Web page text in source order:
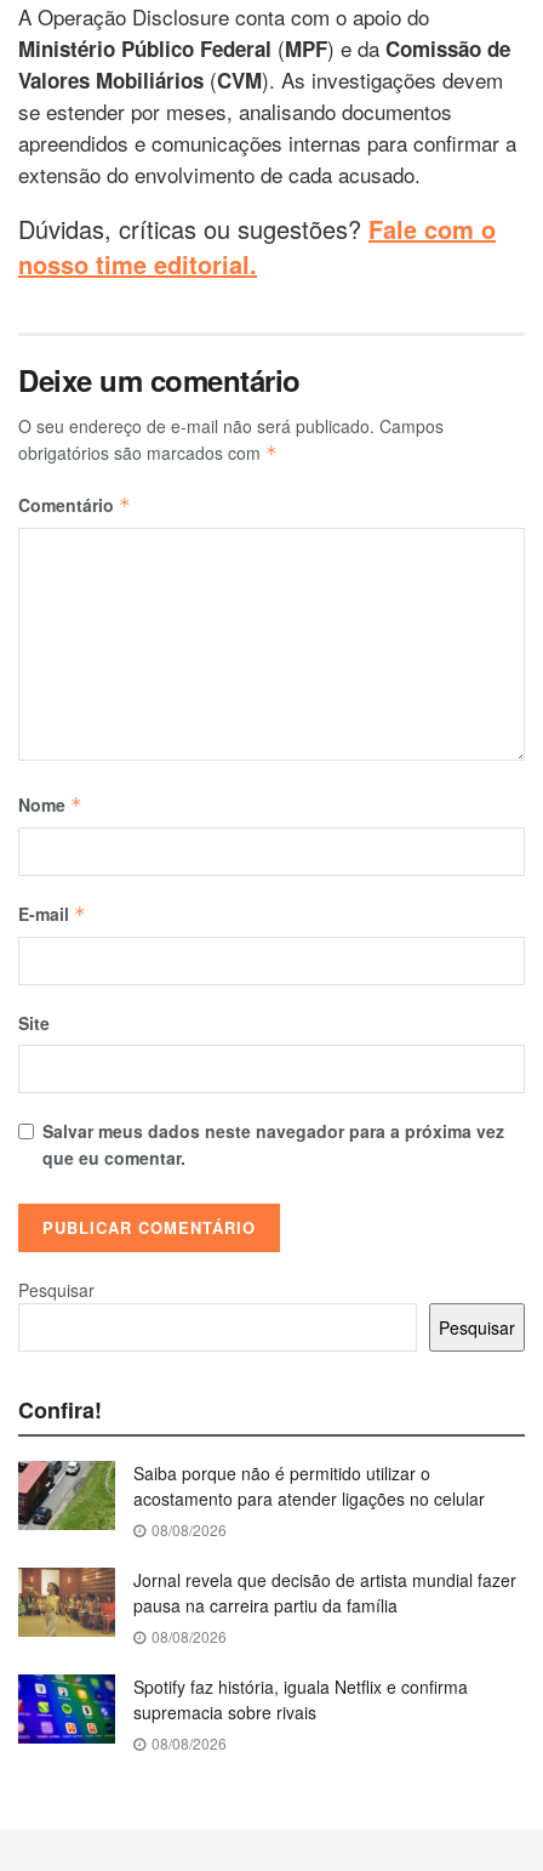
A Operação Disclosure conta com o apoio do
Ministério Público Federal (MPF) e da Comissão de
Valores Mobiliários (CVM). As investigações devem
se estender por meses, analisando documentos
apreendidos e comunicações internas para confirmar a
extensão do envolvimento de cada acusado.
Dúvidas, críticas ou sugestões? Fale com o
nosso time editorial.
Deixe um comentário
O seu endereço de e-mail não será publicado. Campos
obrigatórios são marcados com *
Comentário *
Nome *
E-mail *
Site
Salvar meus dados neste navegador para a próxima vez
que eu comentar.
Pesquisar
Pesquisar
Confira!
Saiba porque não é permitido utilizar o
acostamento para atender ligações no celular
08/08/2026
Jornal revela que decisão de artista mundial fazer
pausa na carreira partiu da família
08/08/2026
Spotify faz história, iguala Netflix e confirma
supremacia sobre rivais
08/08/2026